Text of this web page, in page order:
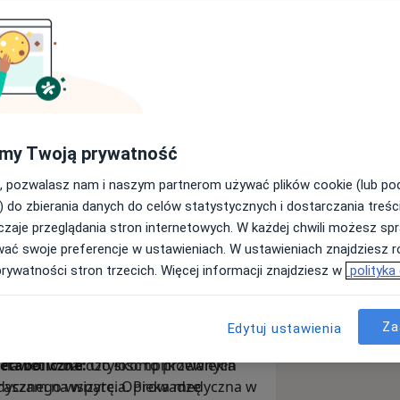
wewnętrznych. W swojej
na faktach medycynę (EBM)
dokładne wysłuchanie to
do każdego problemu
to tylko jeden z
na fundamenty zdrowia:
fizyczną, higienę snu, odżywianie
pacjentom wdrażać trwałe
i prewencji chorób
Otyłość to przewlekła
wsparcia. Prowadzę
holistycznie, wyjaśni plan
w bardzo skomplikowanych
na wizytę. Opieka medyczna w
Twoją prywatność
pozwalasz nam i naszym partnerom używać plików cookie (lub
do zbierania danych do celów statystycznych i dostarczania
przeglądania stron internetowych. W każdej chwili możesz
swoje preferencje w ustawieniach. W ustawieniach znajdziesz
stron trzecich. Więcej informacji znajdziesz w polityka
Edytuj ustawienia